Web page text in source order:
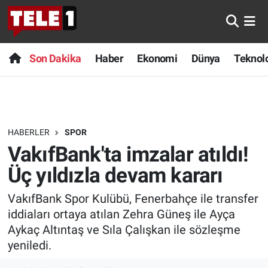
Son Dakika Haber Ekonomi Dünya
HABERLER SPOR
VakıfBank'ta imzalar atıldı!
Üç yıldızla devam kararı
VakıfBank Spor Kulübü, Fenerbahçe ile transfer
iddiaları ortaya atılan Zehra Güneş ile Ayça
Aykaç Altıntaş ve Sıla Çalışkan ile sözleşme
yeniledi.
Anında Manşet
Başka Sohbetler
Bilim turu
Bilim ve Teknoloji Evreni
Doğa Konuşuyor
Dünya
Son Dakika
Haber
Dünya
Teknoloji
Sağlık
Spor
Nöbetçi Eczaneler
Hava Durumu
Trafik Durumu
Süper Lig Puan Durumu ve Fikstür
Tüm Manşetler
Son Dakika Haberleri